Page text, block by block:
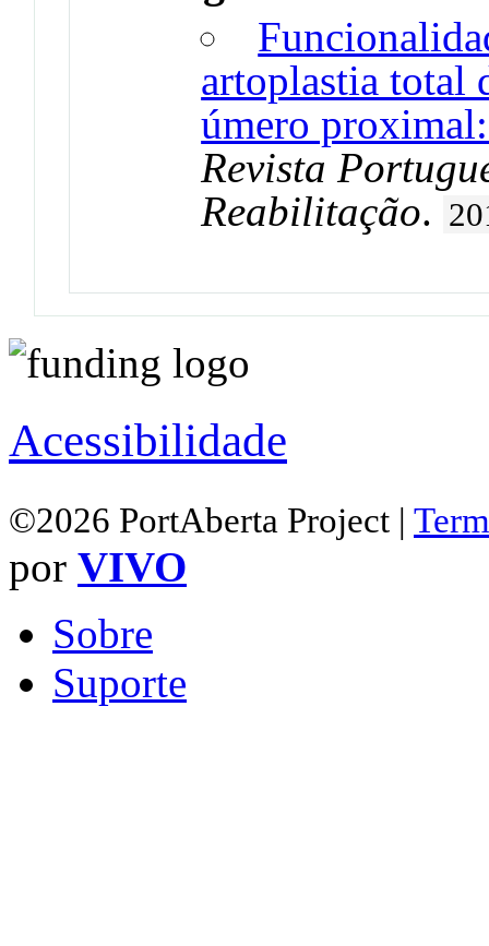
artoplastia total
úmero
Revista
Reabilitação.
Acessibilidade
©2026 PortAberta Project |
por VIVO
Sobre
Suporte